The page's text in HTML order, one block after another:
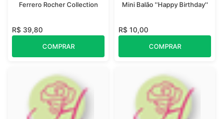
Ferrero Rocher Collection
R$ 39,80
COMPRAR
Mini Balão ''Happy Birthday''
R$ 10,00
COMPRAR